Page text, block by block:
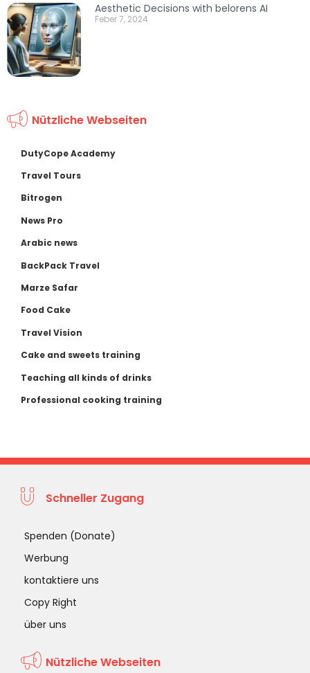
Aesthetic Decisions with belorens AI
Feber 7, 2024
Nützliche Webseiten
DutyCope Academy
Travel Tours
Bitrogen
News Pro
Arabic news
BackPack Travel
Marze Safar
Food Cake
Travel Vision
Cake and sweets training
Teaching all kinds of drinks
Professional cooking training
Schneller Zugang
Spenden (Donate)
Werbung
kontaktiere uns
Copy Right
über uns
Nützliche Webseiten